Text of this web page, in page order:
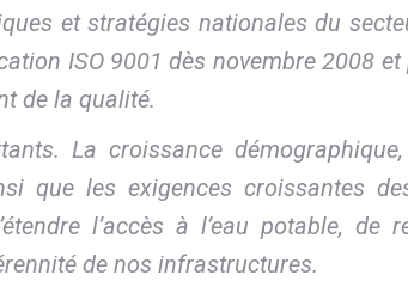
et stratégies nationales du
ISO 9001 dès novembre 2008
de la qualité.
La croissance
que les exigences croissantes
l’accès à l’eau potable, de
de nos infrastructures.